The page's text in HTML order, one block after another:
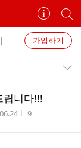
카
페
정
보
개
별
카
페
검
가입하기
립니다!!!
시간 조회수
9